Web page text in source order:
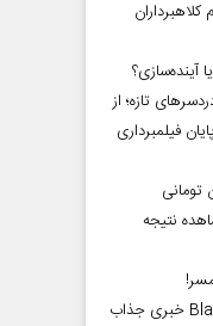
آینده‌سازی؟
تازه؛ از
فیلمبرداری
۷۵ میلیون تومانی
نتیجه
بازگشت Black Flag Resynced خبری جذاب